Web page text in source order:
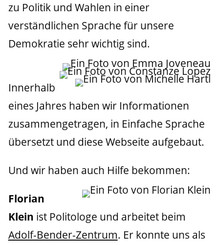
zu Politik und Wahlen in einer
verständlichen Sprache für unsere
Demokratie sehr wichtig sind.
Innerhalb
eines Jahres haben wir Informationen
zusammengetragen, in Einfache Sprache
übersetzt und diese Webseite aufgebaut.
Und wir haben auch Hilfe bekommen:
Florian
Klein
Adolf-Bender-Zentrum. Er konnte uns als